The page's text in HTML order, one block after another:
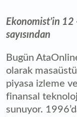
Ekonomist’in
sayısından
Bugün
olarak
piyasa izleme
finansal
sunuyor.